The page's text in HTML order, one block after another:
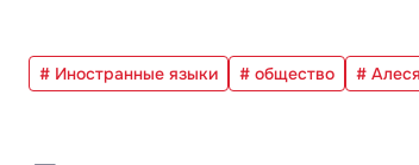
# Иностранные языки # общество #